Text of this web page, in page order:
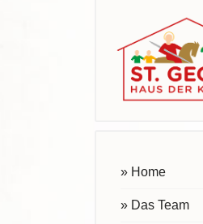
» Home
» Das Team